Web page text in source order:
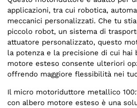
applicazioni, tra cui robotica,
meccanici personalizzati. Che tu
piccolo robot, un sistema di
attuatore personalizzato, questo
la potenza e la precisione di cui hai
motore esteso consente ulteriori
offrendo maggiore flessibilità nei
Il micro motoriduttore metallico
con albero motore esteso è una